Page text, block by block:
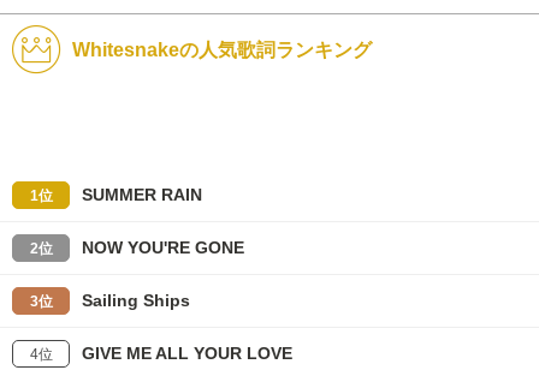
Whitesnakeの人気歌詞ランキング
1位 SUMMER RAIN
2位 NOW YOU'RE GONE
3位 Sailing Ships
4位 GIVE ME ALL YOUR LOVE